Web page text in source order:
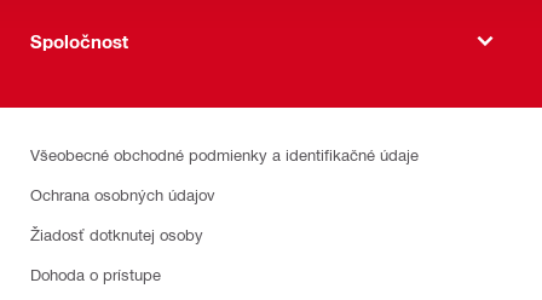
Spoločnost
Všeobecné obchodné podmienky a identifikačné údaje
Ochrana osobných údajov
Žiadosť dotknutej osoby
Dohoda o prístupe